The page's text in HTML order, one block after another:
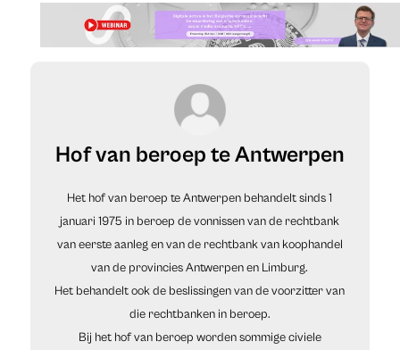
Hof van beroep te Antwerpen
Het hof van beroep te Antwerpen behandelt sinds 1
januari 1975 in beroep de vonnissen van de rechtbank
van eerste aanleg en van de rechtbank van koophandel
van de provincies Antwerpen en Limburg.
Het behandelt ook de beslissingen van de voorzitter van
die rechtbanken in beroep.
Bij het hof van beroep worden sommige civiele